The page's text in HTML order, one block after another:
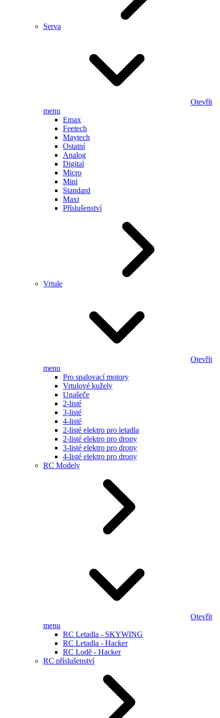
Serva
Otevřít
menu
Emax
Feetech
Maytech
Ostatní
Analog
Digital
Micro
Mini
Standard
Maxi
Příslušenství
Vrtule
Otevřít
menu
Pro spalovací motory
Vrtulové kužely
Unašeče
2-listé
3-listé
4-listé
2-listé elektro pro letadla
2-listé elektro pro drony
3-listé elektro pro drony
4-listé elektro pro drony
RC Modely
Otevřít
menu
RC Letadla - SKYWING
RC Letadla - Hacker
RC Lodě - Hacker
RC příslušenství